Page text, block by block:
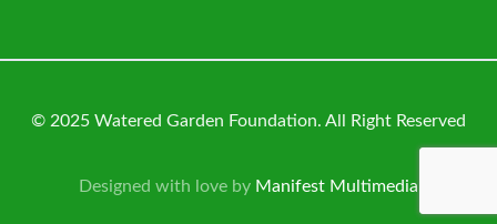
© 2025 Watered Garden Foundation. All Right Reserved
Designed with love by Manifest Multimedia